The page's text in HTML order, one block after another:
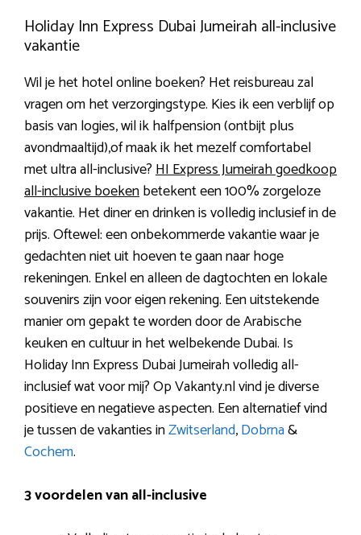
Holiday Inn Express Dubai Jumeirah all-inclusive
vakantie
Wil je het hotel online boeken? Het reisbureau zal
vragen om het verzorgingstype. Kies ik een verblijf op
basis van logies, wil ik halfpension (ontbijt plus
avondmaaltijd),of maak ik het mezelf comfortabel
met ultra all-inclusive?HI Express Jumeirah goedkoop
all-inclusive boekenbetekent een 100% zorgeloze
vakantie. Het diner en drinken is volledig inclusief in de
prijs. Oftewel: een onbekommerde vakantie waar je
gedachten niet uit hoeven te gaan naar hoge
rekeningen. Enkel en alleen de dagtochten en lokale
souvenirs zijn voor eigen rekening. Een uitstekende
manier om gepakt te worden door de Arabische
keuken en cultuur in het welbekende Dubai. Is
Holiday Inn Express Dubai Jumeirah volledig all-
inclusief wat voor mij? Op Vakanty.nl vind je diverse
positieve en negatieve aspecten. Een alternatief vind
je tussen de vakanties inZwitserland,Dobrna&
Cochem.
3 voordelen van all-inclusive